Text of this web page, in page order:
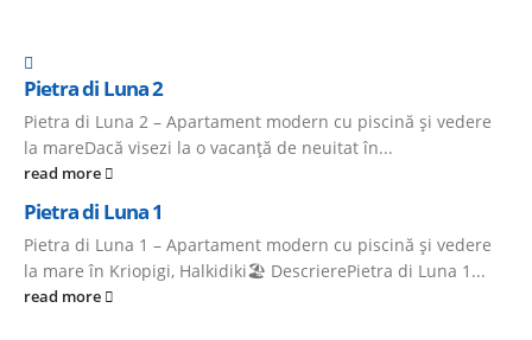
Pietra di Luna 2
Pietra di Luna 2 – Apartament modern cu piscină și vedere
la mareDacă visezi la o vacanță de neuitat în...
read more
Pietra di Luna 1
Pietra di Luna 1 – Apartament modern cu piscină și vedere
la mare în Kriopigi, Halkidiki🏖️ DescrierePietra di Luna 1...
read more